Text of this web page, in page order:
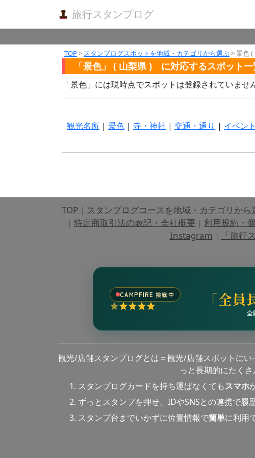
旅行スタンプログ
TOP> スタンプログスポットを地域・カテゴリから選ぶ> 景色
「景色」 ( 山梨県 ) に対応するスポット
「景色」には現時点でスポットは登録されていません
観光名所 | 景色 | 寺・神社 | 交通・通り | イベン
TOP| スタンプログコースを地域・カテゴリから
| 特定商取引法の表記・会社概要 | 利用規約・
Instagram | 「旅行
CAMPFIRE 挑戦中 「全員
全
観光/店舗スタンプログとは＝観光/店舗スポットに
っと長期的にたく
スタンプログカードを持ち運ばなくてもスマホ
ずっとスタンプを押せ、IDやSNSとの連携で履
スタンプ台までいかずに位置情報で簡単に利用